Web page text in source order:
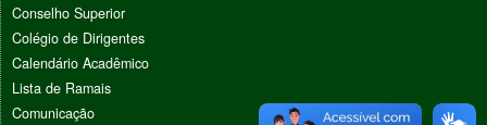
Conselho Superior
Colégio de Dirigentes
Calendário Acadêmico
Lista de Ramais
Comunicação